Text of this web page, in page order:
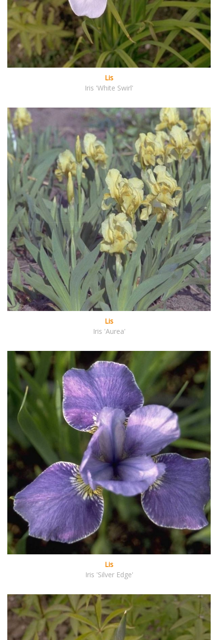
Lis
Iris 'White Swirl'
Lis
Iris 'Aurea'
Lis
Iris 'Silver Edge'